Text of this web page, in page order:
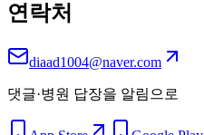
연락처
diaad1004@naver.com
댓글·병원 답장을 알림으로